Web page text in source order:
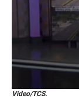
0Video/TCS.